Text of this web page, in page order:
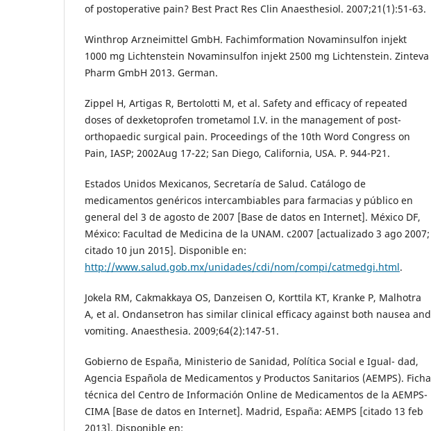
of postoperative pain? Best Pract Res Clin Anaesthesiol. 2007;21(1):51-63.
Winthrop Arzneimittel GmbH. Fachimformation Novaminsulfon injekt
1000 mg Lichtenstein Novaminsulfon injekt 2500 mg Lichtenstein. Zinteva
Pharm GmbH 2013. German.
Zippel H, Artigas R, Bertolotti M, et al. Safety and efficacy of repeated
doses of dexketoprofen trometamol I.V. in the management of post-
orthopaedic surgical pain. Proceedings of the 10th Word Congress on
Pain, IASP; 2002Aug 17-22; San Diego, California, USA. P. 944-P21.
Estados Unidos Mexicanos, Secretaría de Salud. Catálogo de
medicamentos genéricos intercambiables para farmacias y público en
general del 3 de agosto de 2007 [Base de datos en Internet]. México DF,
México: Facultad de Medicina de la UNAM. c2007 [actualizado 3 ago 2007;
citado 10 jun 2015]. Disponible en:
http://www.salud.gob.mx/unidades/cdi/nom/compi/catmedgi.html.
Jokela RM, Cakmakkaya OS, Danzeisen O, Korttila KT, Kranke P, Malhotra
A, et al. Ondansetron has similar clinical efficacy against both nausea and
vomiting. Anaesthesia. 2009;64(2):147-51.
Gobierno de España, Ministerio de Sanidad, Política Social e Igual- dad,
Agencia Española de Medicamentos y Productos Sanitarios (AEMPS). Ficha
técnica del Centro de Información Online de Medicamentos de la AEMPS-
CIMA [Base de datos en Internet]. Madrid, España: AEMPS [citado 13 feb
2013]. Disponible en: